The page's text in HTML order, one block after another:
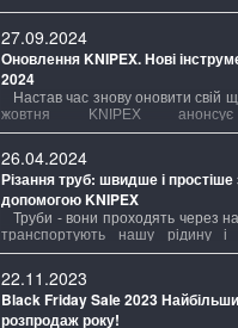
27.09.2024
Оновлення KNIPEX. Нові
2024
Настав час знову оновити свій
жовтня KNIPEX
KNIPEXоновлення цього
26.04.2024
Різання труб: швидше і простіше
допомогою KNIPEX
Труби - вони проходять через
транспортують нашу рідину і
вирішальну роль у
промисловості. Від водопровідних
труб до систем
кондиціонування, труби є
будівельними елементами нашого
22.11.2023
Black Friday Sale 2023
розпродаж року!